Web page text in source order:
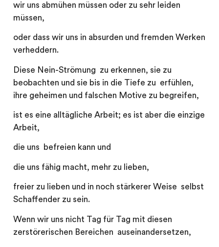
wir uns abmühen müssen oder zu sehr leiden
müssen,
oder dass wir uns in absurden und fremden Werken
verheddern.
Diese Nein-Strömung zu erkennen, sie zu
beobachten und sie bis in die Tiefe zu erfühlen,
ihre geheimen und falschen Motive zu begreifen,
ist es eine alltägliche Arbeit; es ist aber die einzige
Arbeit,
die uns befreien kann und
die uns fähig macht, mehr zu lieben,
freier zu lieben und in noch stärkerer Weise selbst
Schaffender zu sein.
Wenn wir uns nicht Tag für Tag mit diesen
zerstörerischen Bereichen auseinandersetzen,